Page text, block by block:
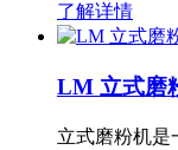
了解详情
LM 立式磨
立式磨粉机是